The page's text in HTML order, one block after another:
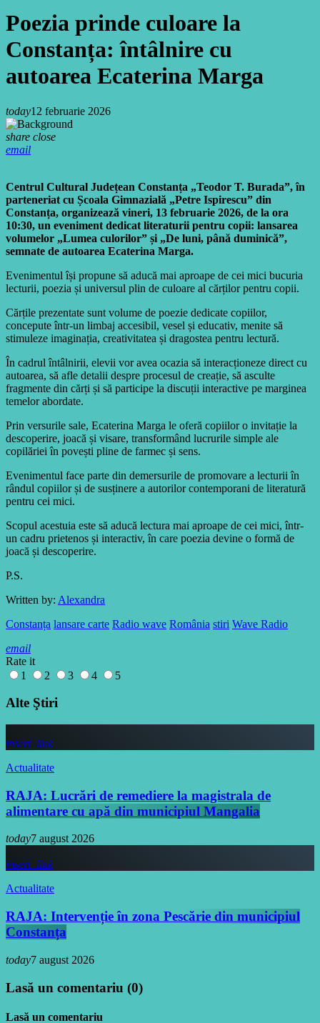
Poezia prinde culoare la
Constanța: întâlnire cu
autoarea Ecaterina Marga
today12 februarie 2026
share close
email
Centrul Cultural Județean Constanța „Teodor T. Burada”, în
parteneriat cu Școala Gimnazială „Petre Ispirescu” din
Constanța, organizează vineri, 13 februarie 2026, de la ora
10:30, un eveniment dedicat literaturii pentru copii: lansarea
volumelor „Lumea culorilor” și „De luni, până duminică”,
semnate de autoarea Ecaterina Marga.
Evenimentul își propune să aducă mai aproape de cei mici bucuria
lecturii, poezia și universul plin de culoare al cărților pentru copii.
Cărțile prezentate sunt volume de poezie dedicate copiilor,
concepute într-un limbaj accesibil, vesel și educativ, menite să
stimuleze imaginația, creativitatea și dragostea pentru lectură.
În cadrul întâlnirii, elevii vor avea ocazia să interacționeze direct cu
autoarea, să afle detalii despre procesul de creație, să asculte
fragmente din cărți și să participe la discuții interactive pe marginea
temelor abordate.
Prin versurile sale, Ecaterina Marga le oferă copiilor o invitație la
descoperire, joacă și visare, transformând lucrurile simple ale
copilăriei în povești pline de farmec și sens.
Evenimentul face parte din demersurile de promovare a lecturii în
rândul copiilor și de susținere a autorilor contemporani de literatură
pentru cei mici.
Scopul acestuia este să aducă lectura mai aproape de cei mici, într-
un cadru prietenos și interactiv, în care poezia devine o formă de
joacă și descoperire.
P.S.
Written by: Alexandra
Constanța lansare carte Radio wave România stiri Wave Radio
email
Rate it
1
2 3 4 5
Alte Ştiri
insert_link
Actualitate
RAJA: Lucrări de remediere la magistrala de
alimentare cu apă din municipiul Mangalia
today7 august 2026
insert_link
Actualitate
RAJA: Intervenție în zona Pescărie din municipiul
Constanța
today7 august 2026
Lasă un comentariu (0)
Lasă un comentariu